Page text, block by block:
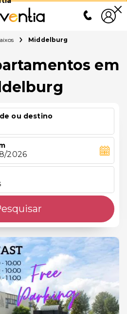
Middelburg
em
ou destino
2026